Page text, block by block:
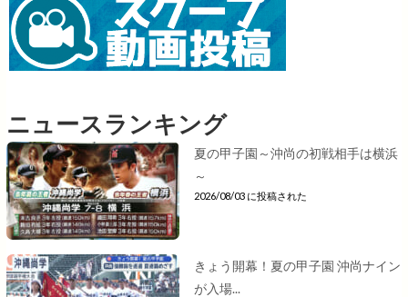
ニュースランキング
夏の甲子園～沖尚の初戦相手は横浜
～
2026/08/03 に投稿された
きょう開幕！夏の甲子園 沖尚ナイン
が入場...